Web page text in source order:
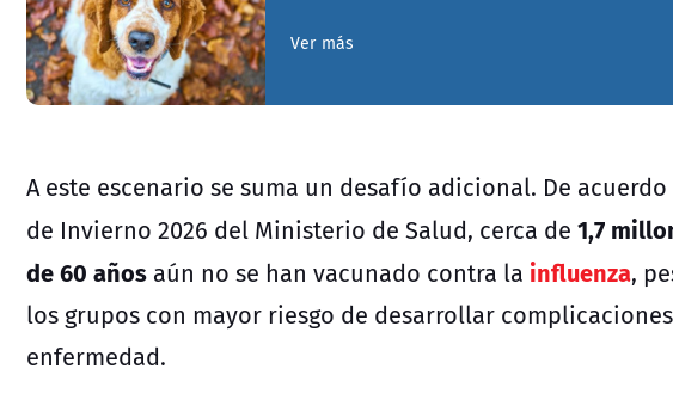
Ver más
A este escenario se suma un desafío adicional. De
de Invierno 2026 del Ministerio de Salud, cerca de 1,7
de 60 años aún no se han vacunado contra la influenza,
los grupos con mayor riesgo de desarrollar
enfermedad.